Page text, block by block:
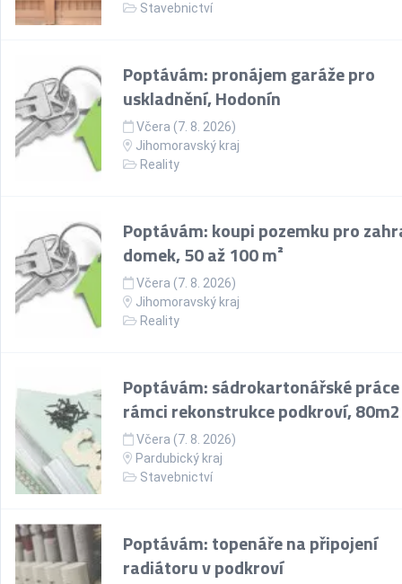
Stavebnictví
Poptávám: pronájem garáže pro
uskladnění, Hodonín
Včera (7. 8. 2026)
Jihomoravský kraj
Reality
Poptávám: koupi pozemku pro
domek, 50 až 100 m²
Včera (7. 8. 2026)
Jihomoravský kraj
Reality
Poptávám: sádrokartonářské
rámci rekonstrukce podkroví, 80m2
Včera (7. 8. 2026)
Pardubický kraj
Stavebnictví
Poptávám: topenáře na připojení
radiátoru v podkroví